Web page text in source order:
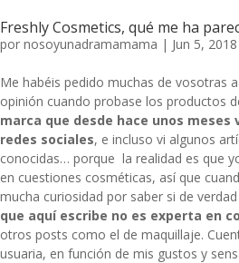
Freshly Cosmetics, qué me ha
por nosoyunadramamama | Jun 5, 2018
Me habéis pedido muchas de vosotras
opinión cuando probase los productos
marca que desde hace unos meses
redes sociales, e incluso vi algunos
conocidas… porque la realidad es que
en cuestiones cosméticas, así que
mucha curiosidad por saber si de
que aquí escribe no es experta en
otros posts como el de maquillaje.
usuaria, en función de mis gustos y